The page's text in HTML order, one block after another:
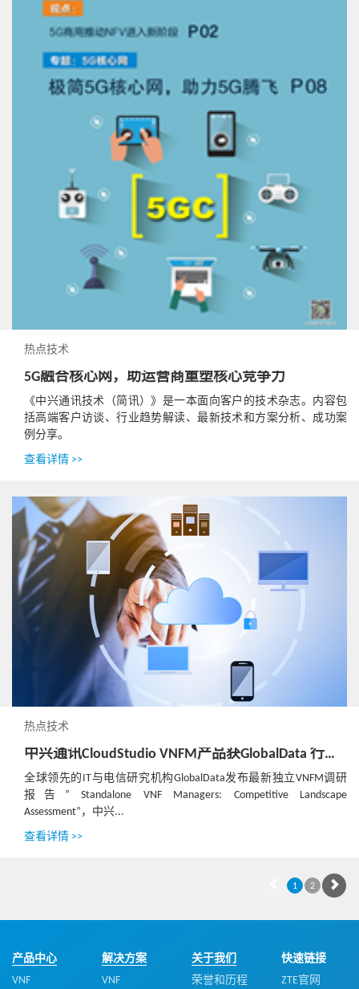
热点技术
5G融合核心网，助运营商重塑核心竞争力
《中兴通讯技术（简讯）》是一本面向客户的技术杂志。内容包
括高端客户访谈、行业趋势解读、最新技术和方案分析、成功案
例分享。
查看详情 >>
热点技术
中兴通讯CloudStudio VNFM产品获GlobalData 行业领导者评级
全球领先的IT与电信研究机构GlobalData发布最新独立VNFM调研
报告” Standalone VNF Managers: Competitive Landscape
Assessment”，中兴...
查看详情 >>
1 2
产品中心
VNF
解决方案
VNF
关于我们
荣誉和历程
快速链接
ZTE官网